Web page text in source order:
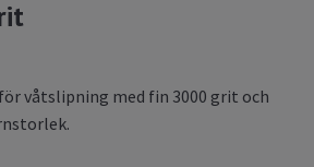
våtslipning med fin 3000 grit och